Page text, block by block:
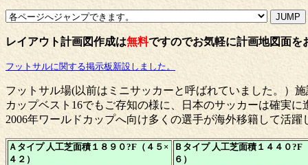
レイアウト計画図作成は無料ですのでお気軽に計画地図面を
フットサルに関する掲示板新設しました。
フットサル場(以前はミニサッカーと呼ばれていました。）
カップベスト16でもご存知の様に、日本のサッカーは確実に
2006年ワールドカップへ向け多くの選手が海外移籍して活
Ａタイプ 人工芝面積１８９０?F（４５×
４２）
Ｂタイプ 人工芝面積１４４０?F
６）